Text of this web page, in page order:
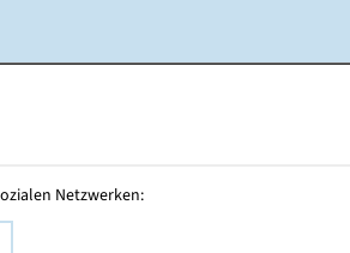
Netzwerken: